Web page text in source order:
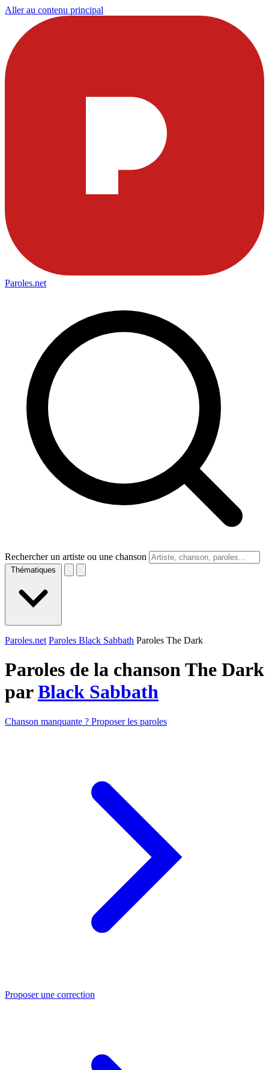
Aller au contenu principal
Paroles.net
Rechercher un artiste ou une chanson
Thématiques
Paroles.net Paroles Black Sabbath Paroles The Dark
Paroles de la chanson The Dark
parBlack Sabbath
Chanson manquante ? Proposer les paroles
Proposer une correction